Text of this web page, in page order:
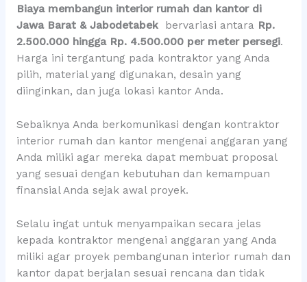
Biaya membangun interior rumah dan kantor di
Jawa Barat & Jabodetabek
bervariasi antara Rp.
2.500.000 hingga Rp. 4.500.000 per meter persegi.
Harga ini tergantung pada kontraktor yang Anda
pilih, material yang digunakan, desain yang
diinginkan, dan juga lokasi kantor Anda.
Sebaiknya Anda berkomunikasi dengan kontraktor
interior rumah dan kantor mengenai anggaran yang
Anda miliki agar mereka dapat membuat proposal
yang sesuai dengan kebutuhan dan kemampuan
finansial Anda sejak awal proyek.
Selalu ingat untuk menyampaikan secara jelas
kepada kontraktor mengenai anggaran yang Anda
miliki agar proyek pembangunan interior rumah dan
kantor dapat berjalan sesuai rencana dan tidak